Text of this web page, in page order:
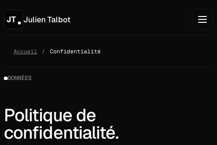
Julien Talbot
Accueil Confidentialité
DONNÉES
Politique de
confidentialité.